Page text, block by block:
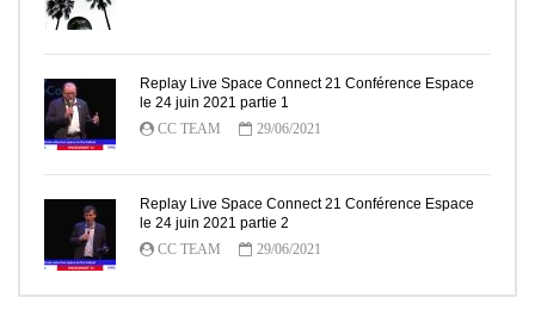
Replay Live Space Connect 21 Conférence Espace
le 24 juin 2021 partie 1
CC TEAM
29/06/2021
Replay Live Space Connect 21 Conférence Espace
le 24 juin 2021 partie 2
CC TEAM
29/06/2021